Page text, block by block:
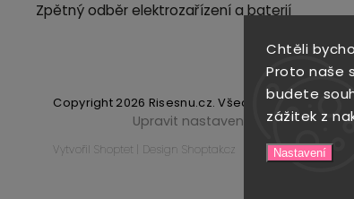
Chtěli
Proto naše
budete
zážitek z
Nastavení
Zpětný odběr elektrozařízení a baterií
Copyright 2026 Risesnu.cz. Všechna práva
Upravit nastavení cookies
VytvořilShoptet | DesignShoptak.cz